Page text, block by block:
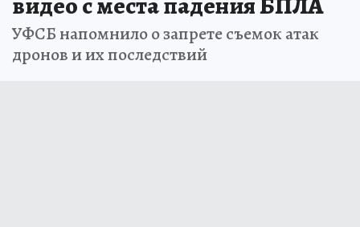
УФСБ напомнило о запрете съемок атак
дронов и их последствий